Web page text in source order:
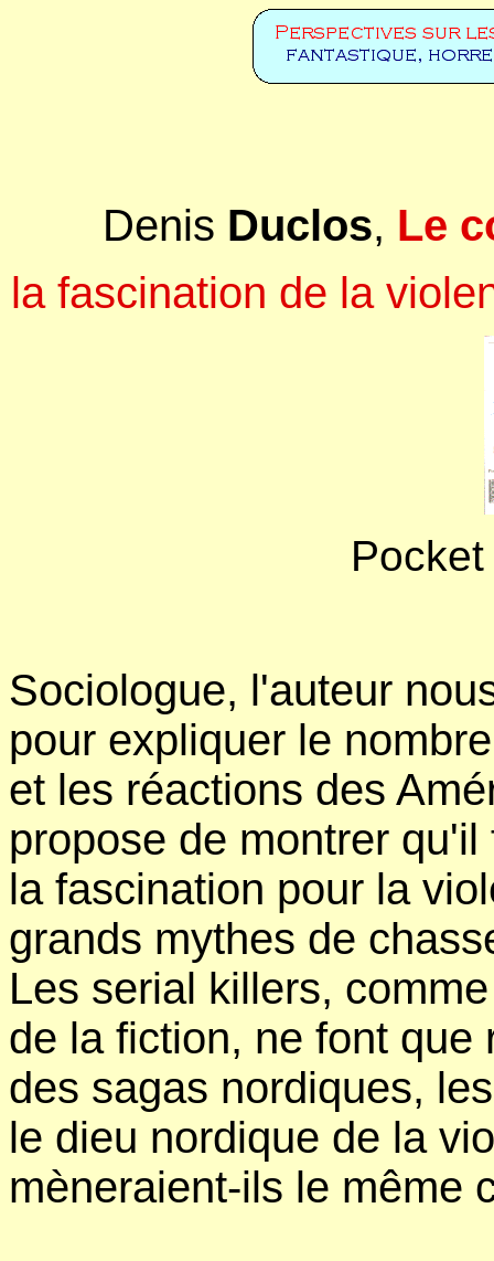
Denis Duclos, Le
la fascination de la
Sociologue, l'auteur
pour expliquer le
et les réactions des
propose de montrer
la fascination pour la
grands mythes de
Les serial killers,
de la fiction, ne font
des sagas nordiques,
le dieu nordique de la
mèneraient-ils le même